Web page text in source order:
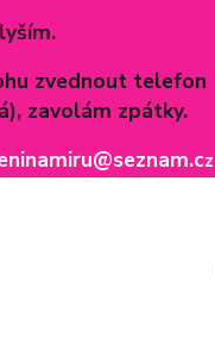
zvednout telefon
zavolám zpátky.
z